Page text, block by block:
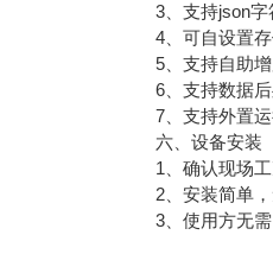
3、支持json字
4、可自设置存
5、支持自助增
6、支持数据后
7、支持外置运
六、设备安装
1、确认现场工
2、安装简单，
3、使用方无需